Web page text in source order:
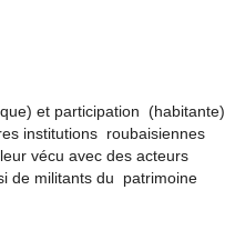
et participation (habitante)
institutions roubaisiennes
vécu avec des acteurs
de militants du patrimoine